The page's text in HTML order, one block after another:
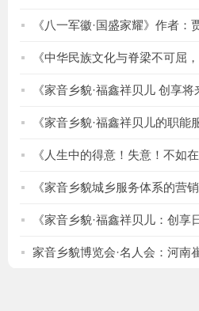
《八一军徽·国盛家耀》作者：贾红亮 家音
《中华民族文化与脊梁不可屈，中华民族当盛强》作者：贾红
《家音乡貌·福鑫祥贝儿 创享将来！聚现永恒的希望与成功！》作者：贾
《家音乡貌·福鑫祥贝儿的职能服务与营销体系》作者：贾红亮
《人生中的得意！失意！不如在意》作者：贾红亮 家
《家音乡貌城乡服务体系的营销场景与理念：家音乡貌·福鑫祥贝儿：以品质创口碑 以优质享客流
《家音乡貌·福鑫祥贝儿：创享日常所需！引领中华团结复兴！》作者：贾红
家音乡貌博览会·名人会：河南崔培军、胖东来入选家音乡貌博览会｜家